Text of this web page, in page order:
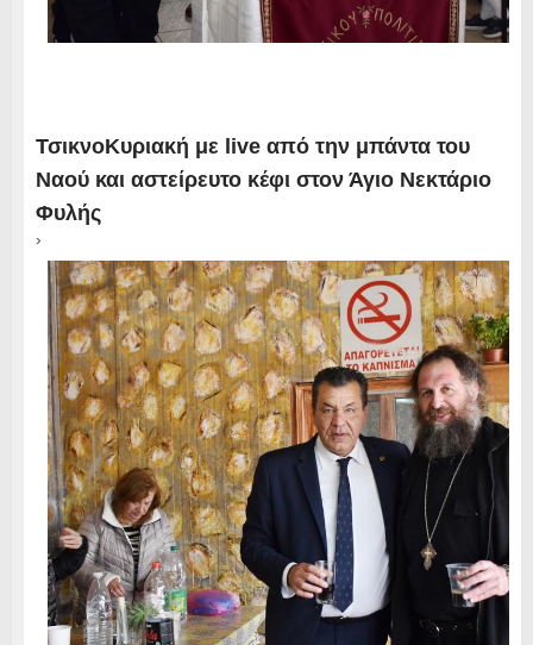
ΤσικνοΚυριακή με live από την μπάντα του
Ναού και αστείρευτο κέφι στον Άγιο Νεκτάριο
Φυλής
›